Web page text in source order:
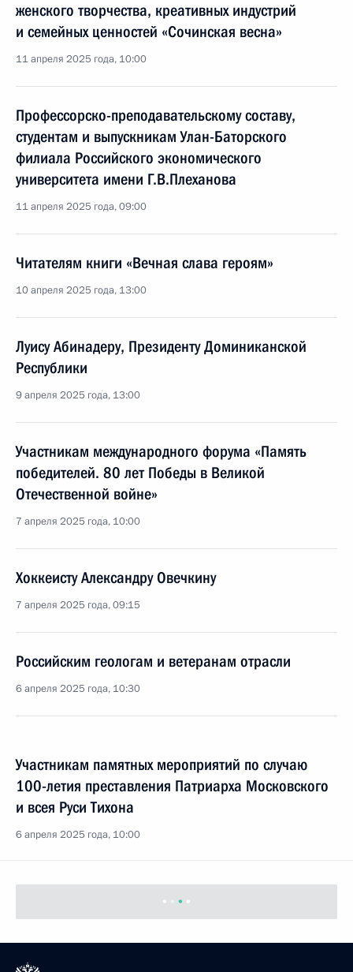
женского творчества, креативных индустрий
и семейных ценностей «Сочинская весна»
11 апреля 2025 года, 10:00
Профессорско-преподавательскому составу,
студентам и выпускникам Улан-Баторского
филиала Российского экономического
университета имени Г.В.Плеханова
11 апреля 2025 года, 09:00
Читателям книги «Вечная слава героям»
10 апреля 2025 года, 13:00
Луису Абинадеру, Президенту Доминиканской
Республики
9 апреля 2025 года, 13:00
Участникам международного форума «Память
победителей. 80 лет Победы в Великой
Отечественной войне»
7 апреля 2025 года, 10:00
Хоккеисту Александру Овечкину
7 апреля 2025 года, 09:15
Российским геологам и ветеранам отрасли
6 апреля 2025 года, 10:30
Участникам памятных мероприятий по случаю
100-летия преставления Патриарха Московского
и всея Руси Тихона
6 апреля 2025 года, 10:00
Показать предыдущие материалы